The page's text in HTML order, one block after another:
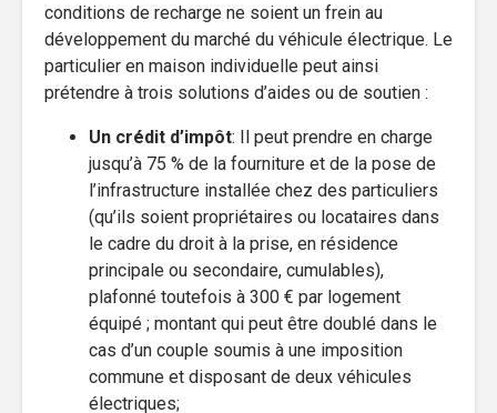
conditions de recharge ne soient un frein au
développement du marché du véhicule électrique. Le
particulier en maison individuelle peut ainsi
prétendre à trois solutions d’aides ou de soutien :
Un crédit d’impôt: Il peut prendre en charge
jusqu’à 75 % de la fourniture et de la pose de
l’infrastructure installée chez des particuliers
(qu’ils soient propriétaires ou locataires dans
le cadre du droit à la prise, en résidence
principale ou secondaire, cumulables),
plafonné toutefois à 300 € par logement
équipé ; montant qui peut être doublé dans le
cas d’un couple soumis à une imposition
commune et disposant de deux véhicules
électriques;